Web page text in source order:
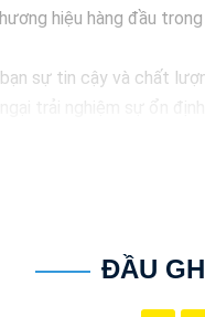
hiệu hàng đầu
sự tin cậy và chất
ĐẦU